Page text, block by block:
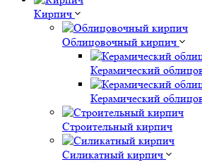
Кирпич
Облицовочный кирпич
Керамический
Керамический
Строительный кирпич
Силикатный кирпич